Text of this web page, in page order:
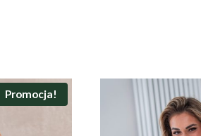
Promocja!